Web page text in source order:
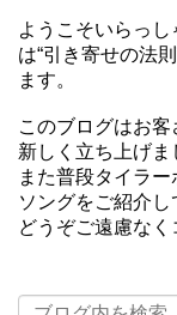
ようこそいらっ
は“引き寄せの法
ます。
このブログはお
新しく立ち上げま
また普段タイラ
ソングをご紹介し
どうぞご遠慮なく